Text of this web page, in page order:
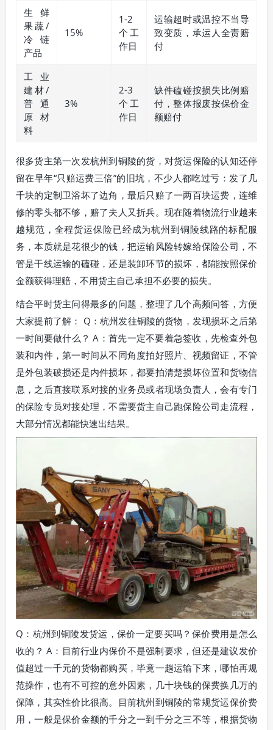
生鲜
果蔬/
冷链
产品
15%
1-2
个工
作日
运输超时或温控不当导
致变质，承运人全责赔
付
工业
建材/
普通
原材
料
3%
2-3
个工
作日
缺件磕碰按损失比例赔
付，整体报废按保价金
额赔付
很多货主第一次发杭州到铜陵的货，对货运保险的认知还停
留在早年“只赔运费三倍”的旧坑，不少人都吃过亏：发了几
千块的定制卫浴坏了边角，最后只赔了一两百块运费，连维
修的零头都不够，赔了夫人又折兵。现在随着物流行业越来
越规范，全程货运保险已经成为杭州到铜陵线路的标配服
务，本质就是花很少的钱，把运输风险转嫁给保险公司，不
管是干线运输的磕碰，还是装卸环节的损坏，都能按照保价
金额获得理赔，不用货主自己承担不必要的损失。
结合平时货主问得最多的问题，整理了几个高频问答，方便
大家提前了解： Q：杭州发往铜陵的货物，发现损坏之后第
一时间要做什么？ A：首先一定不要着急签收，先检查外包
装和内件，第一时间从不同角度拍好照片、视频留证，不管
是外包装破损还是内件损坏，都要拍清楚损坏位置和货物信
息，之后直接联系对接的业务员或者现场负责人，会有专门
的保险专员对接处理，不需要货主自己跑保险公司走流程，
大部分情况都能快速出结果。
Q：杭州到铜陵发货运，保价一定要买吗？保价费用是怎么
收的？ A：目前行业内保价不是强制要求，但还是建议发价
值超过一千元的货物都购买，毕竟一趟运输下来，哪怕再规
范操作，也有不可控的意外因素，几十块钱的保费换几万的
保障，其实性价比很高。目前杭州到铜陵的常规货运保价费
用，一般是保价金额的千分之一到千分之三不等，根据货物